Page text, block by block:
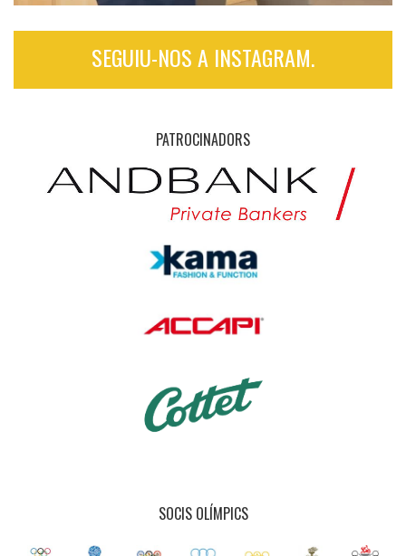
SEGUIU-NOS A INSTAGRAM.
PATROCINADORS
SOCIS OLÍMPICS